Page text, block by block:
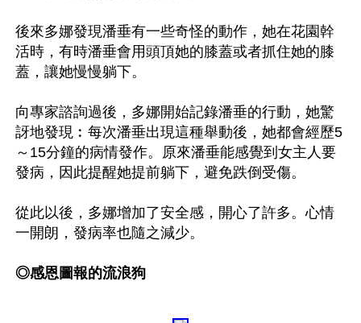
後來多娜發現潘垂有一些奇怪的動作，她在花園幹
活時，有時潘垂會用頭頂她的膝蓋或者抓住她的膝
蓋，讓她慢慢躺下。
向專家諮詢過後，多娜開始記錄潘垂的行動，她驚
訝地發現︰每次潘垂出現這種舉動後，她都會經歷5
～15分鐘的病情發作。原來潘垂能感覺到女主人要
發病，因此提醒她提前躺下，避免跌倒受傷。
從此以後，多娜增加了安全感，開心了許多。心情
一開朗，發病率也隨之減少。
◎感恩圖報的流浪狗